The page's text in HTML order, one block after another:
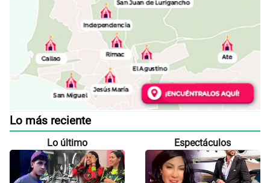
Lo más reciente
Lo último Espectáculos